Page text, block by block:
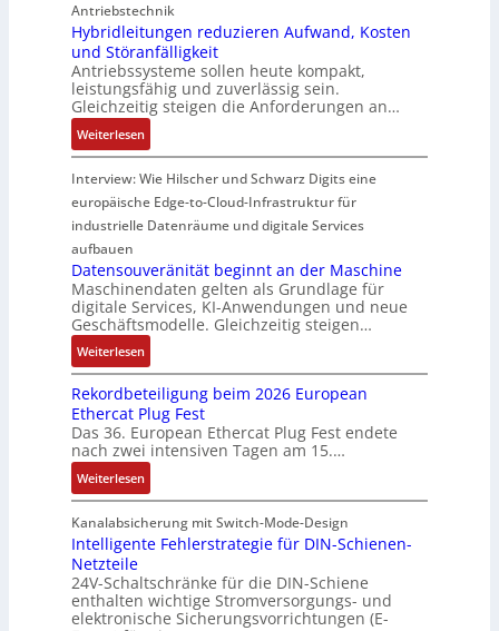
u
n
g
f
ü
r
r
a
u
e
U
m
g
e
b
u
n
g
e
n
n
d
i
e
P
r
o
d
u
k
t
i
o
n
s
a
n
a
l
y
s
e
n
g
f
ü
r
C
r
i
m
p
w
e
r
k
z
e
u
g
e
r
W
e
g
s
e
n
s
o
r
ü
b
e
r
w
a
c
h
t
t
h
e
r
m
i
s
c
h
e
G
f
f
e
r
m
o
d
u
l
e
m
i
t
2
0
u
n
d
4
0
A
Antriebstechnik
Hybridleitungen reduzieren Aufwand, Kosten
und Störanfälligkeit
Antriebssysteme sollen heute kompakt,
leistungsfähig und zuverlässig sein.
Gleichzeitig steigen die Anforderungen an…
Weiterlesen:
H
y
b
r
l
e
i
u
n
g
e
n
e
u
i
e
r
Interview: Wie Hilscher und Schwarz Digits eine
europäische Edge-to-Cloud-Infrastruktur für
industrielle Datenräume und digitale Services
aufbauen
Datensouveränität beginnt an der Maschine
Maschinendaten gelten als Grundlage für
digitale Services, KI-Anwendungen und neue
Geschäftsmodelle. Gleichzeitig steigen…
Weiterlesen:
D
a
t
e
n
s
o
u
v
r
ä
n
Rekordbeteiligung beim 2026 European
Ethercat Plug Fest
Das 36. European Ethercat Plug Fest endete
nach zwei intensiven Tagen am 15.…
Weiterlesen:
R
e
k
r
d
b
Kanalabsicherung mit Switch-Mode-Design
Intelligente Fehlerstrategie für DIN-Schienen-
Netzteile
24V-Schaltschränke für die DIN-Schiene
enthalten wichtige Stromversorgungs- und
elektronische Sicherungsvorrichtungen (E-